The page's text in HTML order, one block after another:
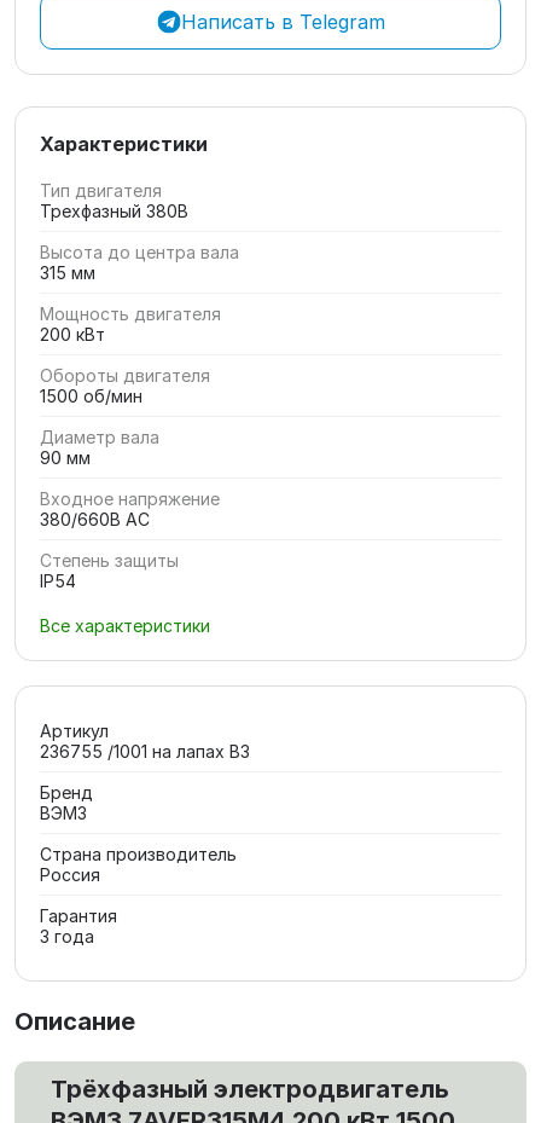
Написать в Telegram
Характеристики
Тип двигателя
Трехфазный 380В
Высота до центра вала
315 мм
Мощность двигателя
200 кВт
Обороты двигателя
1500 об/мин
Диаметр вала
90 мм
Входное напряжение
380/660В AC
Степень защиты
IP54
Все характеристики
Артикул
236755 /1001 на лапах В3
Бренд
ВЭМЗ
Страна производитель
Россия
Гарантия
3 года
Описание
Трёхфазный электродвигатель